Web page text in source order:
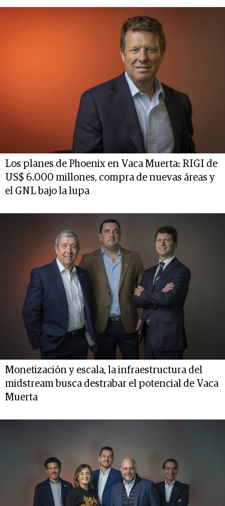
Los planes de Phoenix en Vaca Muerta: RIGI de
US$ 6.000 millones, compra de nuevas áreas y
el GNL bajo la lupa
Monetización y escala, la infraestructura del
midstream busca destrabar el potencial de Vaca
Muerta